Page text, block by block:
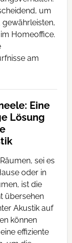
um
Homeoffice.
am
Eine
Lösung
sei es
oder in
ist die
übersehen
Akustik auf
können
effiziente